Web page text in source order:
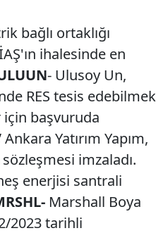
bağlı ortaklığı
ihalesinde en
- Ulusoy Un,
RES tesis edebilmek
için başvuruda
Ankara Yatırım Yapım,
imzaladı.
enerjisi santrali
Marshall Boya
2023 tarihli